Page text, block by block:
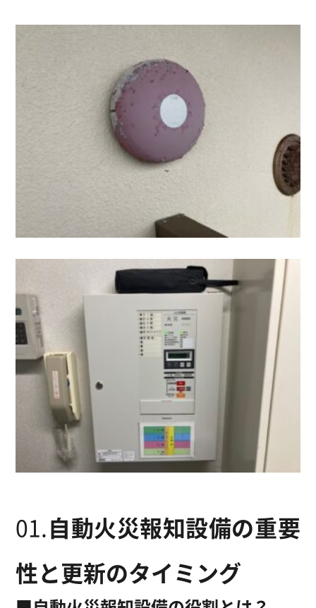
01.自動火災報知設備の重要
性と更新のタイミング